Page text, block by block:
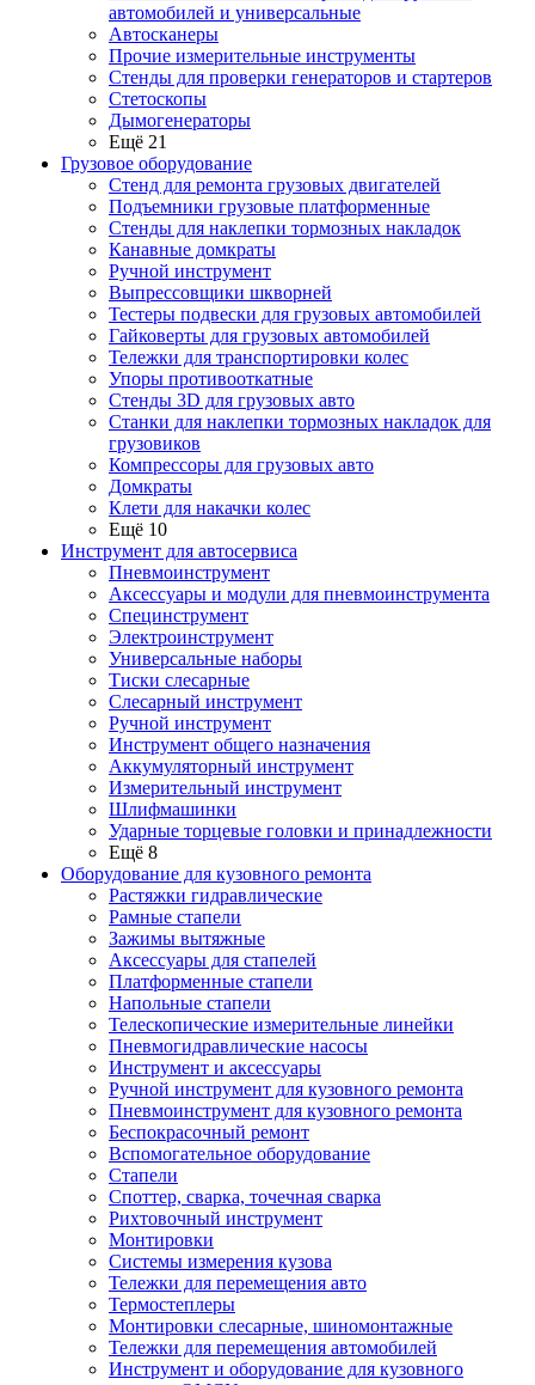
автомобилей и универсальные
Автосканеры
Прочие измерительные инструменты
Стенды для проверки генераторов и стартеров
Стетоскопы
Дымогенераторы
Ещё 21
Грузовое оборудование
Стенд для ремонта грузовых двигателей
Подъемники грузовые платформенные
Стенды для наклепки тормозных накладок
Канавные домкраты
Ручной инструмент
Выпрессовщики шкворней
Тестеры подвески для грузовых автомобилей
Гайковерты для грузовых автомобилей
Тележки для транспортировки колес
Упоры противооткатные
Стенды 3D для грузовых авто
Станки для наклепки тормозных накладок для
грузовиков
Компрессоры для грузовых авто
Домкраты
Клети для накачки колес
Ещё 10
Инструмент для автосервиса
Пневмоинструмент
Аксессуары и модули для пневмоинструмента
Специнструмент
Электроинструмент
Универсальные наборы
Тиски слесарные
Слесарный инструмент
Ручной инструмент
Инструмент общего назначения
Аккумуляторный инструмент
Измерительный инструмент
Шлифмашинки
Ударные торцевые головки и принадлежности
Ещё 8
Оборудование для кузовного ремонта
Растяжки гидравлические
Рамные стапели
Зажимы вытяжные
Аксессуары для стапелей
Платформенные стапели
Напольные стапели
Телескопические измерительные линейки
Пневмогидравлические насосы
Инструмент и аксессуары
Ручной инструмент для кузовного ремонта
Пневмоинструмент для кузовного ремонта
Беспокрасочный ремонт
Вспомогательное оборудование
Стапели
Споттер, сварка, точечная сварка
Рихтовочный инструмент
Монтировки
Системы измерения кузова
Тележки для перемещения авто
Термостеплеры
Монтировки слесарные, шиномонтажные
Тележки для перемещения автомобилей
Инструмент и оборудование для кузовного